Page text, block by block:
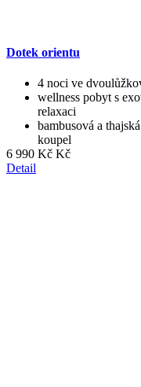
Dotek orientu
4 noci ve
wellness pobyt s
relaxaci
bambusová a
koupel
6 990 Kč Kč
Detail